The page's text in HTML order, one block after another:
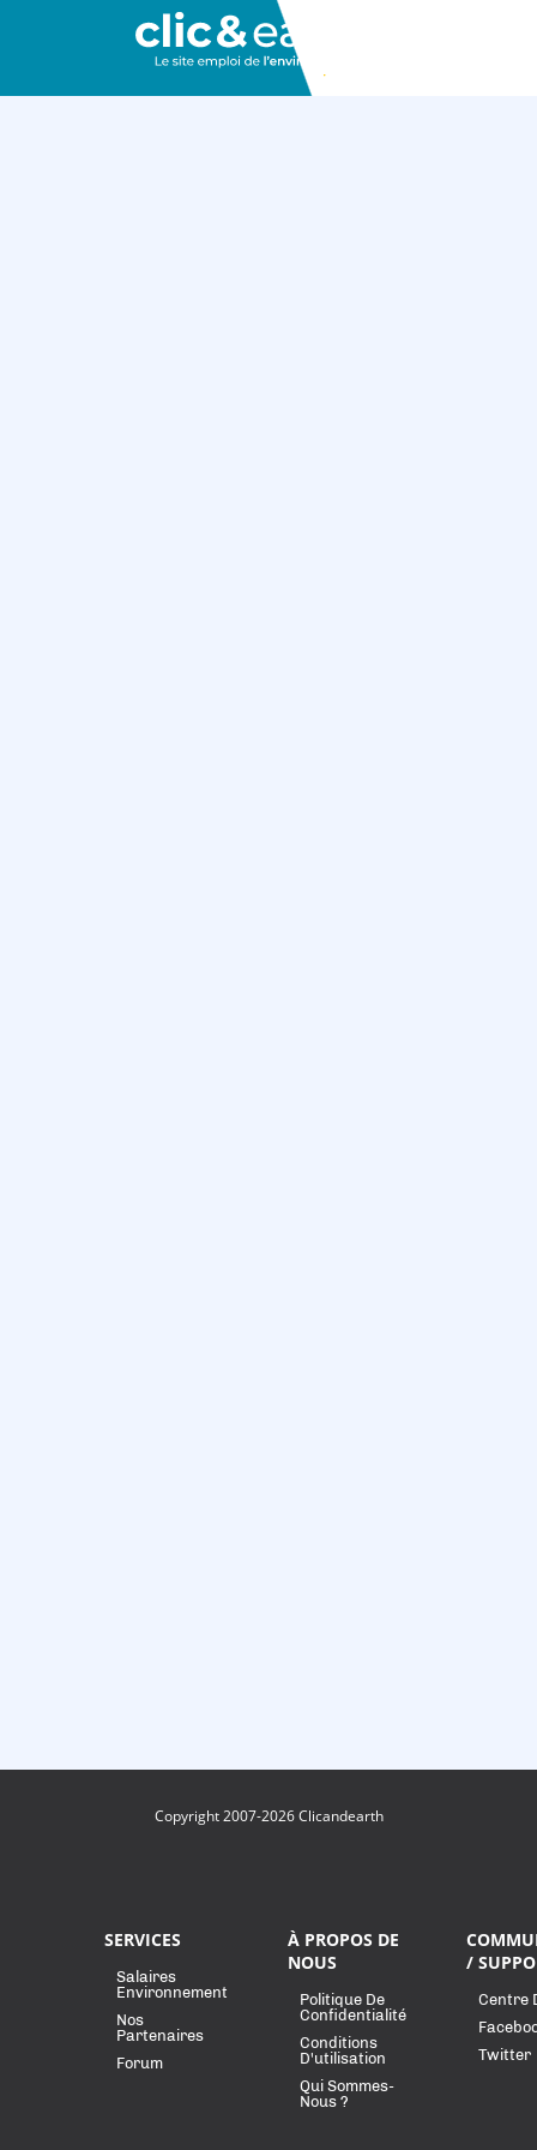
Copyright 2007-2026 Clicandearth
SERVICES
Salaires
Environnement
Nos
Partenaires
Forum
À PROPOS DE
NOUS
Politique De
Confidentialité
Conditions
D'utilisation
Qui Sommes-
Nous ?
/
Centre
Twitter